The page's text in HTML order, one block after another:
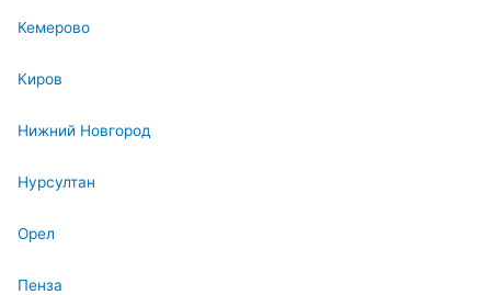
Кемерово
Киров
Нижний Новгород
Нурсултан
Орел
Пенза